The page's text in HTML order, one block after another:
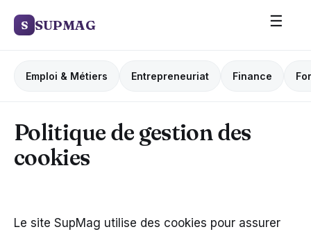
S SUPMAG ☰
Emploi & Métiers Entrepreneuriat Finance
Politique de gestion des
cookies
Le site SupMag utilise des cookies pour assurer